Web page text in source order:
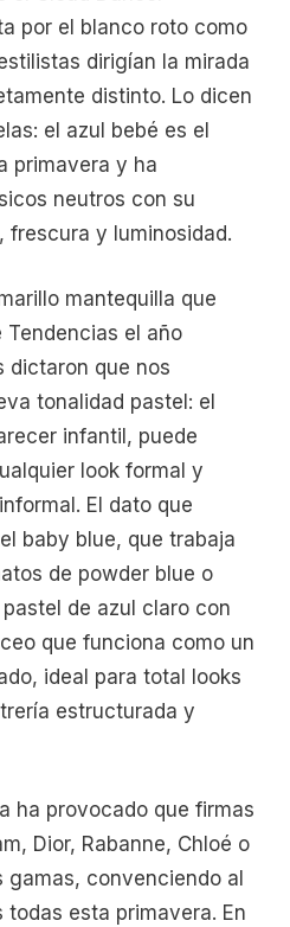
por el blanco roto como
dirigían la mirada
distinto. Lo dicen
el azul bebé es el
primavera y ha
neutros con su
y luminosidad.
mantequilla que
Tendencias el año
dictaron que nos
tonalidad pastel: el
infantil, puede
look formal y
El dato que
baby blue, que trabaja
de powder blue o
de azul claro con
que funciona como un
ideal para total looks
estructurada y
ha provocado que firmas
Dior, Rabanne, Chloé o
gamas, convenciendo al
todas esta primavera. En